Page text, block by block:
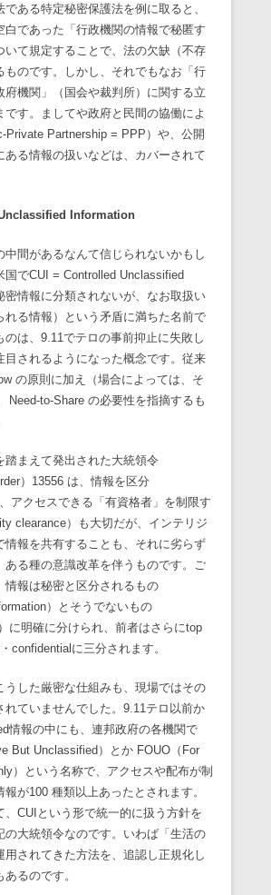
ある特定秘密保護法を例に取ると、
白であった「行政機関の情報で秘匿す
いて規定することで、法の欠缺（不存
ものです。しかし、それでもなお「行
府機関」（国会や裁判所）に関する立
です。ましてや政府と民間の協働によ
Private Partnership = PPP）や、公開
ある情報の扱いなどは、カバーされて
Information
間があるなんて信じられないかもし
国でCUI = Controlled Unclassified
密情報に分類されないが、なお取扱い
れる情報）という矛盾に満ちた名前で
のは、9.11でテロの事前抑止に失敗し
目されるようになった概念です。従来
の原則に加え（場合によっては、そ
Need-to-Share の必要性を指摘するも
まえて発出された大統領令
）13556 は、情報を区分
アクセスできる「有資格者」を制限す
clearance）も大切だが、インテリジ
情報を共有することも、それに劣らず
ある種の意識改革を伴うものです。ご
情報は秘密と区分されるもの
）とそうでないもの
に明確に分けられ、前者はさらにtop
confidentialに三分されます。
した厳密な仕組みも、現場ではその
れていませんでした。9.11テロ以前か
情報の中にも、連邦政府の各機関で
But Unclassified）とか FOUO（For
）という名称で、アクセスや配布が制
報が100 種類以上あったとされます。
、CUIという形で統一的に扱う方針を
の大統領令なのです。いわば「生活の
用されてきた方法を、追認し正規化し
るのです。